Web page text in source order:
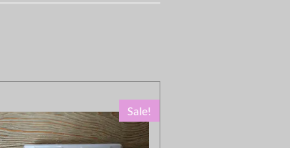
Sale!